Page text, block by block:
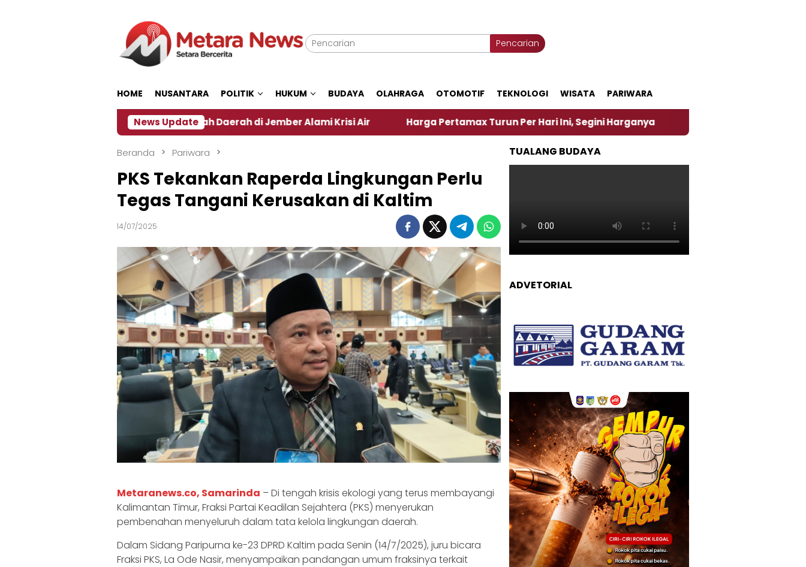
Pencarian
HOME NUSANTARA POLITIK HUKUM BUDAYA OLAHRAGA OTOMOTIF TEKNOLOGI WISATA PARIWARA
News Update
Dampak El Nino, Sejumlah Daerah di Jember Alami Krisi Air Harga Pertamax Turun Per Hari Ini, Segini Harganya ‎Nasirun Maestro Lukis Pemadu
Beranda Pariwara
PKS Tekankan Raperda Lingkungan Perlu
Tegas Tangani Kerusakan di Kaltim
14/07/2025
Metaranews.co, Samarinda – Di tengah krisis ekologi yang terus membayangi
Kalimantan Timur, Fraksi Partai Keadilan Sejahtera (PKS) menyerukan
pembenahan menyeluruh dalam tata kelola lingkungan daerah.
Dalam Sidang Paripurna ke-23 DPRD Kaltim pada Senin (14/7/2025), juru bicara
Fraksi PKS, La Ode Nasir, menyampaikan pandangan umum fraksinya terkait
TUALANG BUDAYA
ADVETORIAL